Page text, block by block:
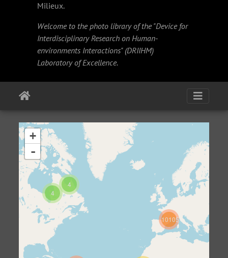
Milieux.
Welcome to the photo library of the "Device for
Interdisciplinary Research on Human-
environments Interactions" (DRIIHM)
Laboratory of Excellence.
10105
4
4
+
-